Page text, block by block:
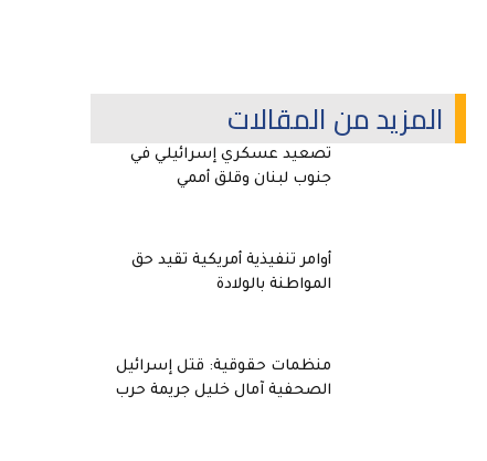
المزيد من المقالات
تصعيد عسكري إسرائيلي في
جنوب لبنان وقلق أممي
أوامر تنفيذية أمريكية تقيد حق
المواطنة بالولادة
منظمات حقوقية: قتل إسرائيل
الصحفية آمال خليل جريمة حرب